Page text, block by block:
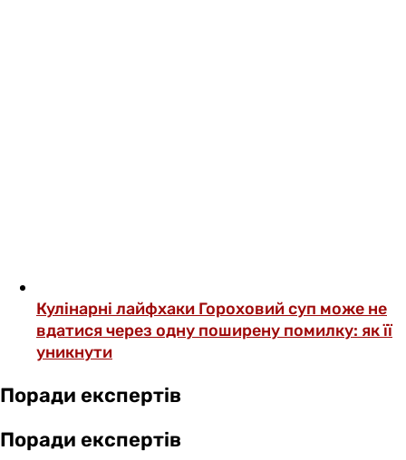
Кулінарні лайфхаки Гороховий суп може не
вдатися через одну поширену помилку: як її
уникнути
Поради експертів
Поради експертів